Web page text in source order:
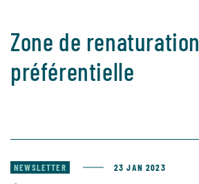
Zone de renaturation
préférentielle
NEWSLETTER 23 JAN 2023